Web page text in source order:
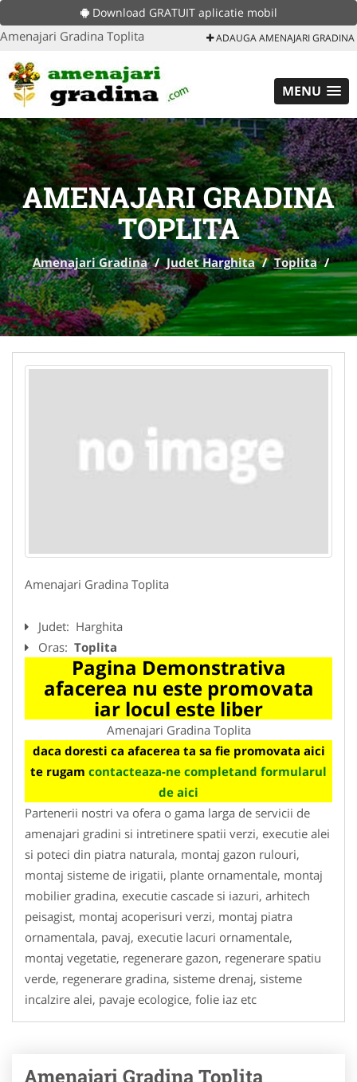
Download GRATUIT aplicatie mobil
Amenajari Gradina Toplita ADAUGA AMENAJARI GRADINA
MENU
AMENAJARI GRADINA
TOPLITA
Amenajari Gradina / Judet Harghita / Toplita /
Amenajari Gradina Toplita
Judet: Harghita
Oras: Toplita
Pagina Demonstrativa
afacerea nu este promovata
iar locul este liber
Amenajari Gradina Toplita
daca doresti ca afacerea ta sa fie promovata aici
te rugam contacteaza-ne completand formularul
de aici
Partenerii nostri va ofera o gama larga de servicii de
amenajari gradini si intretinere spatii verzi, executie alei
si poteci din piatra naturala, montaj gazon rulouri,
montaj sisteme de irigatii, plante ornamentale, montaj
mobilier gradina, executie cascade si iazuri, arhitech
peisagist, montaj acoperisuri verzi, montaj piatra
ornamentala, pavaj, executie lacuri ornamentale,
montaj vegetatie, regenerare gazon, regenerare spatiu
verde, regenerare gradina, sisteme drenaj, sisteme
incalzire alei, pavaje ecologice, folie iaz etc
Amenajari Gradina Toplita